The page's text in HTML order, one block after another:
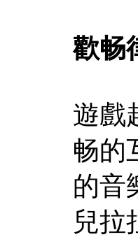
歡畅
遊戲
畅的
的音
兒拉